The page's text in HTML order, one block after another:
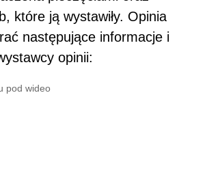
które ją wystawiły. Opinia
następujące informacje i
opinii:
pod wideo